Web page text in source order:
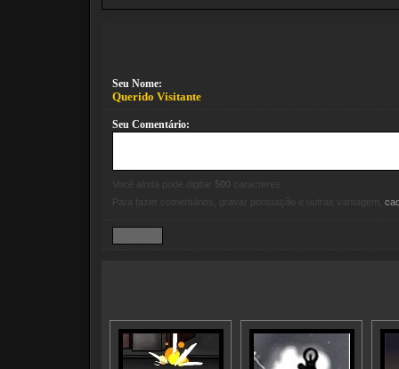
Seu Nome:
Querido Visitante
Seu Comentário:
500
Para fazer comentários, gravar pontuação e outras vantagem,